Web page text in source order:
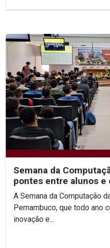
Semana da
pontes entre alunos e
tecnologia
A Semana da Computação
Pernambuco, que todo ano
inovação e...